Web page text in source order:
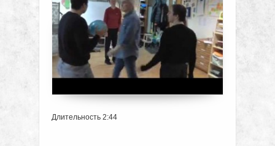
Длительность 2:44